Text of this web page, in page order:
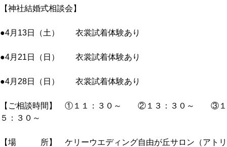
【神社結婚式相談会】
●4月13日（土） 衣裳試着体験あり
●4月21日（日） 衣裳試着体験あり
●4月28日（日） 衣裳試着体験あり
【ご相談時間】 ①１１：３０～ ②１３：３０～ ③１
５：３０～
【場 所】 ケリーウエディング自由が丘サロン（アトリ